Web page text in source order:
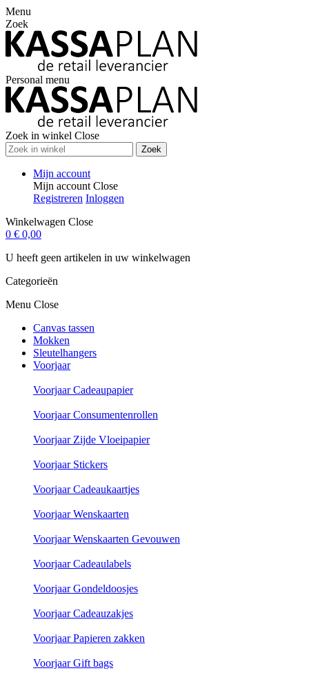
Menu
Zoek
Personal menu
Zoek in winkel Close
Zoek
Mijn account
Mijn account Close
Registreren Inloggen
Winkelwagen Close
0 € 0,00
U heeft geen artikelen in uw winkelwagen
Categorieën
Menu Close
Canvas tassen
Mokken
Sleutelhangers
Voorjaar
Voorjaar Cadeaupapier
Voorjaar Consumentenrollen
Voorjaar Zijde Vloeipapier
Voorjaar Stickers
Voorjaar Cadeaukaartjes
Voorjaar Wenskaarten
Voorjaar Wenskaarten Gevouwen
Voorjaar Cadeaulabels
Voorjaar Gondeldoosjes
Voorjaar Cadeauzakjes
Voorjaar Papieren zakken
Voorjaar Gift bags